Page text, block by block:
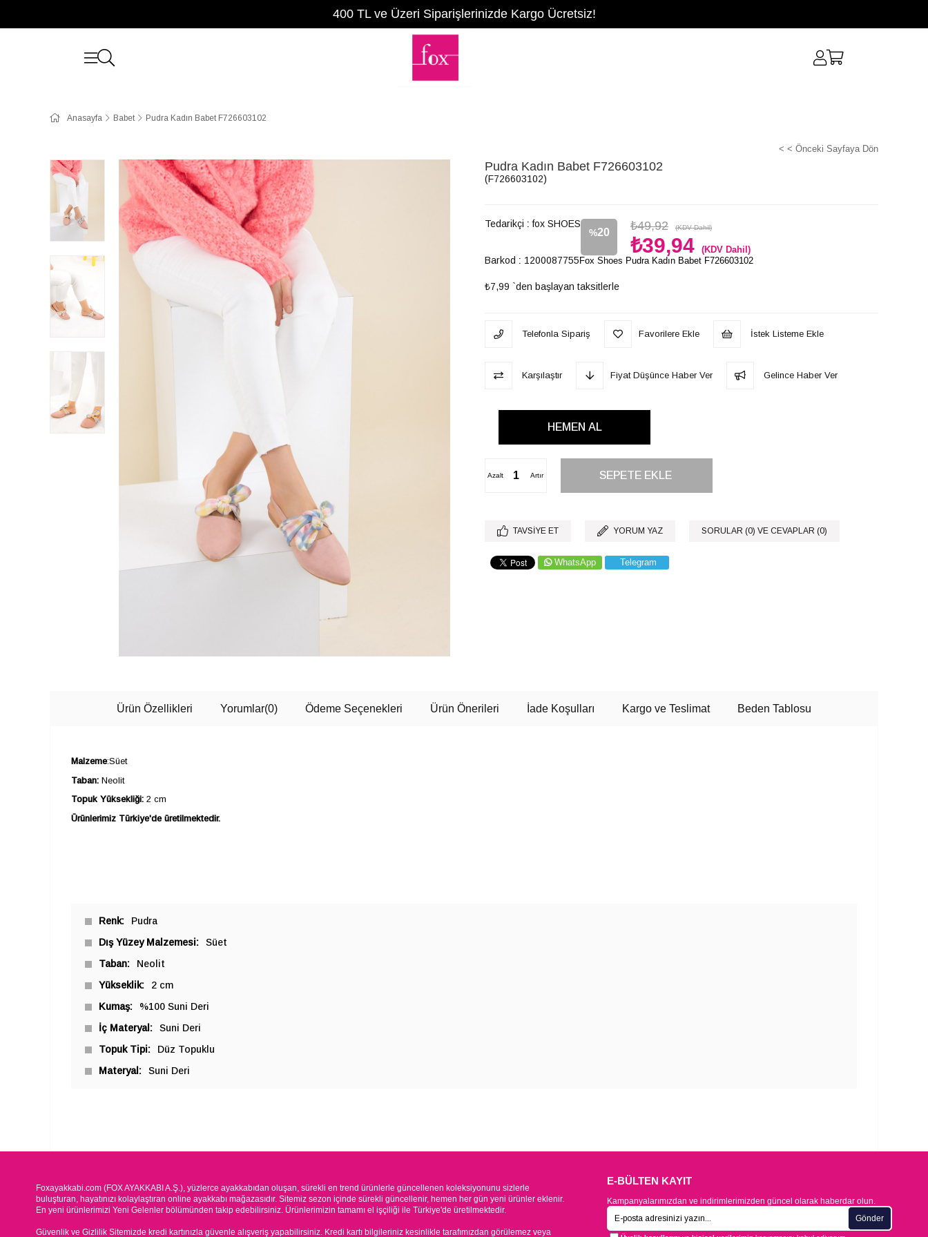
400 TL ve Üzeri Siparişlerinizde Kargo Ücretsiz!
Anasayfa Babet Pudra Kadın Babet F726603102
< < Önceki Sayfaya Dön
Pudra Kadın Babet F726603102
(F726603102)
Tedarikçi : fox SHOES
%20
İndirim
₺49,92 (KDV Dahil)
₺39,94 (KDV Dahil)
Barkod : 1200087755
₺7,99 `den başlayan taksitlerle
Fox Shoes Pudra Kadın Babet F726603102
Telefonla Sipariş Favorilere Ekle İstek Listeme Ekle
Karşılaştır Fiyat Düşünce Haber Ver Gelince Haber Ver
Artır
Azalt
TAVSIYE ET YORUM YAZ SORULAR (0) VE CEVAPLAR (0)
WhatsApp Telegram
Ürün Özellikleri Yorumlar(0) Ödeme Seçenekleri Ürün Önerileri İade Koşulları Kargo ve Teslimat Beden Tablosu
Malzeme:Süet
Taban: Neolit
Topuk Yüksekliği: 2 cm
Ürünlerimiz Türkiye'de üretilmektedir.
Renk
Pudra
Dış Yüzey Malzemesi
Süet
Taban
Neolit
Yükseklik
2 cm
Kumaş
%100 Suni Deri
İç Materyal
Suni Deri
Topuk Tipi
Düz Topuklu
Materyal
Suni Deri
Foxayakkabi.com (FOX AYAKKABI A.Ş.), yüzlerce ayakkabıdan oluşan, sürekli en trend ürünlerle güncellenen koleksiyonunu sizlerle
buluşturan, hayatınızı kolaylaştıran online ayakkabı mağazasıdır. Sitemiz sezon içinde sürekli güncellenir, hemen her gün yeni ürünler eklenir.
En yeni ürünlerimizi Yeni Gelenler bölümünden takip edebilirsiniz. Ürünlerimizin tamamı el işçiliği ile Türkiye'de üretilmektedir.
Güvenlik ve Gizlilik Sitemizde kredi kartınızla güvenle alışveriş yapabilirsiniz. Kredi kartı bilgileriniz kesinlikle tarafımızdan görülemez veya
E-BÜLTEN KAYIT
Kampanyalarımızdan ve indirimlerimizden güncel olarak haberdar olun.
Gönder